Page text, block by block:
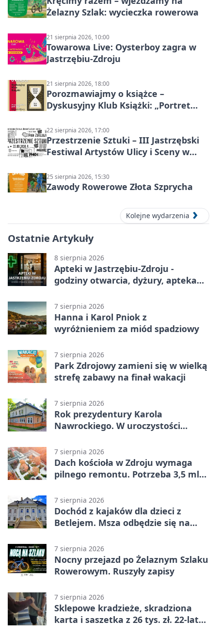
Żelazny Szlak: wycieczka rowerowa
21 sierpnia 2026, 10:00
Towarowa Live: Oysterboy zagra w
Jastrzębiu-Zdroju
21 sierpnia 2026, 18:00
Porozmawiajmy o książce –
Dyskusyjny Klub Książki: „Portret
22 sierpnia 2026, 17:00
Przestrzenie Sztuki – III Jastrzębski
Festiwal Artystów Ulicy i Sceny w
25 sierpnia 2026, 15:30
Zawody Rowerowe Złota Szprycha
Kolejne wydarzenia
Ostatnie Artykuły
8 sierpnia 2026
Apteki w Jastrzębiu-Zdroju -
godziny otwarcia, dyżury, apteka
7 sierpnia 2026
Hanna i Karol Pniok z
wyróżnieniem za miód spadziowy
7 sierpnia 2026
Park Zdrojowy zamieni się w wielką
strefę zabawy na finał wakacji
7 sierpnia 2026
Rok prezydentury Karola
Nawrockiego. W uroczystości
7 sierpnia 2026
Dach kościoła w Zdroju wymaga
pilnego remontu. Potrzeba 3,5 mln
7 sierpnia 2026
Dochód z kajaków dla dzieci z
Betlejem. Msza odbędzie się na
7 sierpnia 2026
Nocny przejazd po Żelaznym Szlaku
Rowerowym. Ruszyły zapisy
7 sierpnia 2026
Sklepowe kradzieże, skradziona
karta i saszetka z 26 tys. zł. 22-latek